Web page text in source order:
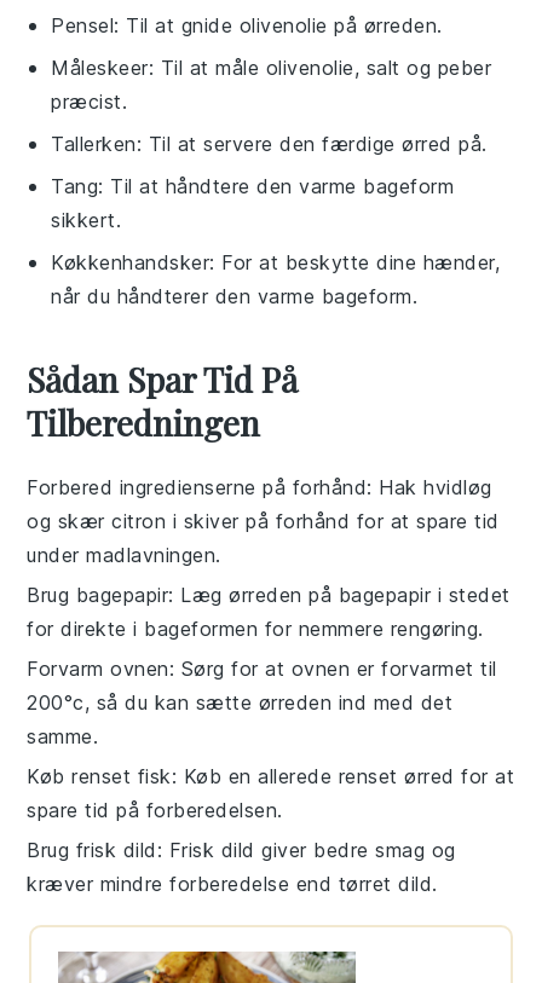
Pensel: Til at gnide olivenolie på ørreden.
Måleskeer: Til at måle olivenolie, salt og peber
præcist.
Tallerken: Til at servere den færdige ørred på.
Tang: Til at håndtere den varme bageform
sikkert.
Køkkenhandsker: For at beskytte dine hænder,
når du håndterer den varme bageform.
Sådan Spar Tid På
Tilberedningen
Forbered ingredienserne på forhånd: Hakhvidløg
og skærcitron i skiver på forhånd for at spare tid
under madlavningen.
Brug bagepapir: Lægørreden på bagepapir i stedet
for direkte i bageformen for nemmere rengøring.
Forvarm ovnen: Sørg for at ovnen er forvarmet til
200°c, så du kan sætte ørreden ind med det
samme.
Køb renset fisk: Køb en allerede rensetørred for at
spare tid på forberedelsen.
Brug frisk dild : Frisk dild giver bedre smag og
kræver mindre forberedelse end tørret dild.